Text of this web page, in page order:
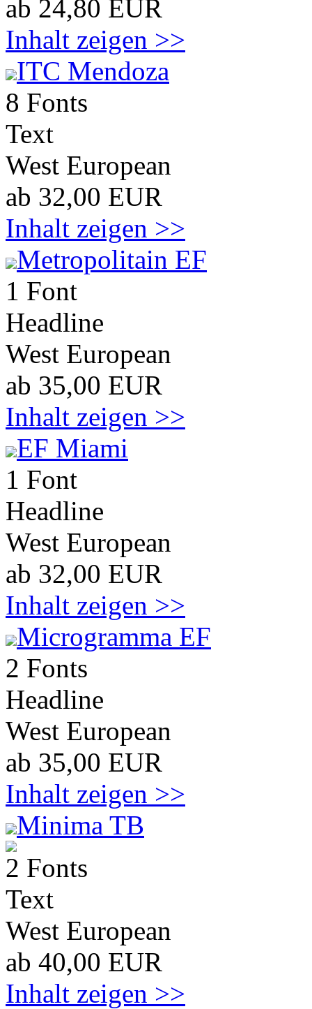
ab 24,80 EUR
Inhalt zeigen >>
ITC Mendoza
8 Fonts
Text
West European
ab 32,00 EUR
Inhalt zeigen >>
Metropolitain EF
1 Font
Headline
West European
ab 35,00 EUR
Inhalt zeigen >>
EF Miami
1 Font
Headline
West European
ab 32,00 EUR
Inhalt zeigen >>
Microgramma EF
2 Fonts
Headline
West European
ab 35,00 EUR
Inhalt zeigen >>
Minima TB
2 Fonts
Text
West European
ab 40,00 EUR
Inhalt zeigen >>